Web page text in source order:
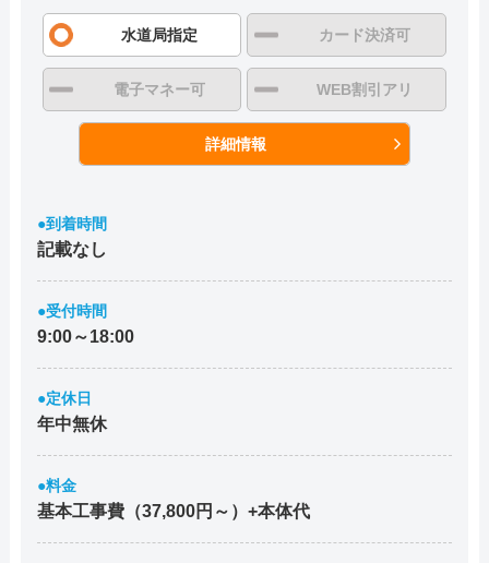
水道局指定 カード決済可
電子マネー可 WEB割引アリ
詳細情報
●到着時間
記載なし
●受付時間
9:00～18:00
●定休日
年中無休
●料金
基本工事費（37,800円～）+本体代